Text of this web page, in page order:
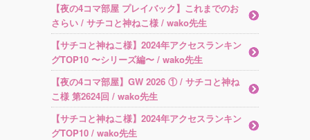
【夜の4コマ部屋 プレイバック】これまでのお
さらい / サチコと神ねこ様 / wako先生
【サチコと神ねこ様】2024年アクセスランキン
グTOP10 〜シリーズ編〜 / wako先生
【夜の4コマ部屋】GW 2026 ① / サチコと神ね
こ様 第2624回 / wako先生
【サチコと神ねこ様】2024年アクセスランキン
グTOP10 / wako先生